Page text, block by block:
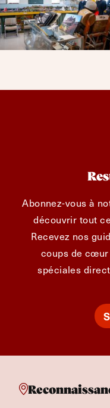
Abonnez-vous à
découvrir tout
Recevez nos
coups de
spéciales